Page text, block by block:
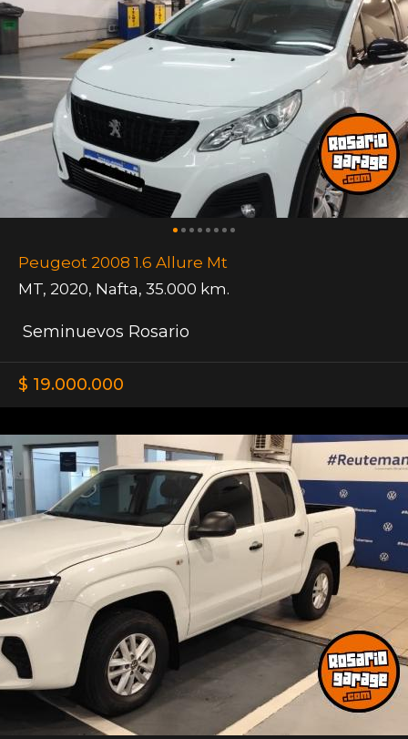
Peugeot 2008 1.6 Allure Mt
MT, 2020, Nafta, 35.000 km.
Seminuevos Rosario
$ 19.000.000